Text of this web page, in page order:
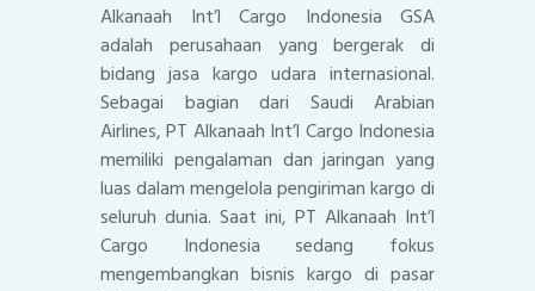
Alkanaah Int’l Cargo Indonesia GSA
adalah perusahaan yang bergerak di
bidang jasa kargo udara internasional.
Sebagai bagian dari Saudi Arabian
Airlines, PT Alkanaah Int’l Cargo Indonesia
memiliki pengalaman dan jaringan yang
luas dalam mengelola pengiriman kargo di
seluruh dunia. Saat ini, PT Alkanaah Int’l
Cargo Indonesia sedang fokus
mengembangkan bisnis kargo di pasar